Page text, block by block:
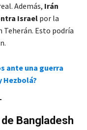
Además, Irán
Israel por la
Esto podría
ante una guerra
Hezbolá?
Bangladesh